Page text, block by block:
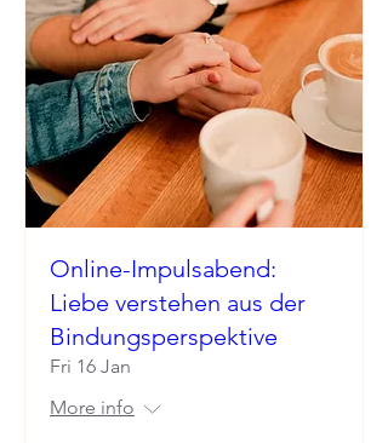
Online-Impulsabend:
Liebe verstehen aus der
Bindungsperspektive
Fri 16 Jan
More info